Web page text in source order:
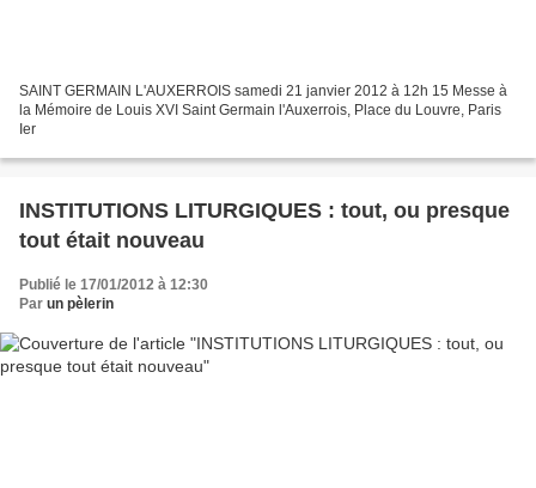
SAINT GERMAIN L'AUXERROIS samedi 21 janvier 2012 à 12h 15 Messe à
la Mémoire de Louis XVI Saint Germain l'Auxerrois, Place du Louvre, Paris
Ier
INSTITUTIONS LITURGIQUES : tout, ou presque
tout était nouveau
Publié le 17/01/2012 à 12:30
Par un pèlerin